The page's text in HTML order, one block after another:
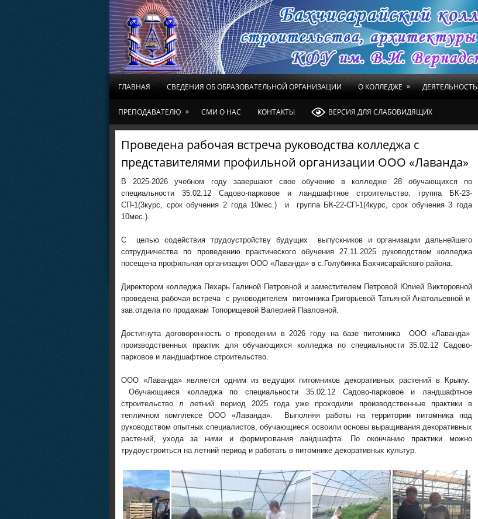
ГЛАВНАЯ СВЕДЕНИЯ ОБ ОБРАЗОВАТЕЛЬНОЙ ОРГАНИЗАЦИИ О КОЛЛЕДЖЕ » ДЕЯТЕЛЬНОСТЬ
ПРЕПОДАВАТЕЛЮ » СМИ О НАС КОНТАКТЫ ВЕРСИЯ ДЛЯ СЛАБОВИДЯЩИХ
Проведена рабочая встреча руководства колледжа с
представителями профильной организации ООО «Лаванда»
В 2025-2026 учебном году завершают свое обучение в колледже 28 обучающихся по
специальности 35.02.12 Садово-парковое и ландшафтное строительство: группа БК-23-
СП-1(3курс, срок обучения 2 года 10мес.) и группа БК-22-СП-1(4курс, срок обучения 3 года
10мес.).
С целью содействия трудоустройству будущих выпускников и организации дальнейшего
сотрудничества по проведению практического обучения 27.11.2025 руководством колледжа
посещена профильная организация ООО «Лаванда» в с.Голубинка Бахчисарайского района.
Директором колледжа Пехарь Галиной Петровной и заместителем Петровой Юлией Викторовной
проведена рабочая встреча с руководителем питомника Григорьевой Татьяной Анатольевной и
зав.отдела по продажам Топорищевой Валерией Павловной.
Достигнута договоренность о проведении в 2026 году на базе питомника ООО «Лаванда»
производственных практик для обучающихся колледжа по специальности 35.02.12 Садово-
парковое и ландшафтное строительство.
ООО «Лаванда» является одним из ведущих питомников декоративных растений в Крыму.
Обучающиеся колледжа по специальности 35.02.12 Садово-парковое и ландшафтное
строительство л летний период 2025 года уже проходили производственные практики в
тепличном комплексе ООО «Лаванда». Выполняя работы на территории питомника под
руководством опытных специалистов, обучающиеся освоили основы выращивания декоративных
растений, ухода за ними и формирования ландшафта. По окончанию практики можно
трудоустроиться на летний период и работать в питомнике декоративных культур.